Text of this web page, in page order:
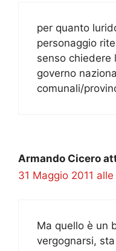
per quanto
personaggio
senso chiedere
governo
comunali/
Armando Cicero
31 Maggio 2011 alle
Ma quello è un
vergognarsi,